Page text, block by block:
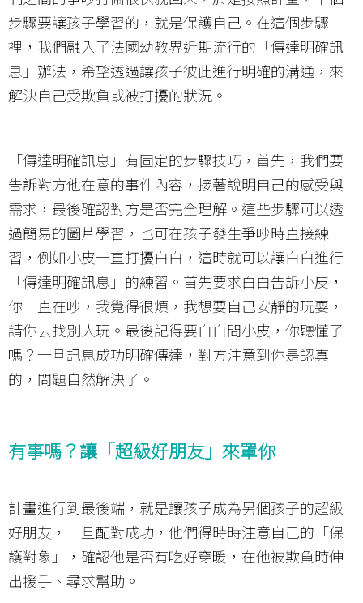
步驟要讓孩子學習的，就是保護自己。在這個步驟
裡，我們融入了法國幼教界近期流行的「傳達明確訊
息」辦法，希望透過讓孩子彼此進行明確的溝通，來
解決自己受欺負或被打擾的狀況。
「傳達明確訊息」有固定的步驟技巧，首先，我們要
告訴對方他在意的事件內容，接著說明自己的感受與
需求，最後確認對方是否完全理解。這些步驟可以透
過簡易的圖片學習，也可在孩子發生爭吵時直接練
習，例如小皮一直打擾白白，這時就可以讓白白進行
「傳達明確訊息」的練習。首先要求白白告訴小皮，
你一直在吵，我覺得很煩，我想要自己安靜的玩耍，
請你去找別人玩。最後記得要白白問小皮，你聽懂了
嗎？一旦訊息成功明確傳達，對方注意到你是認真
的，問題自然解決了。
有事嗎？讓「超級好朋友」來罩你
計畫進行到最後端，就是讓孩子成為另個孩子的超級
好朋友，一旦配對成功，他們得時時注意自己的「保
護對象」，確認他是否有吃好穿暖，在他被欺負時伸
出援手、尋求幫助。